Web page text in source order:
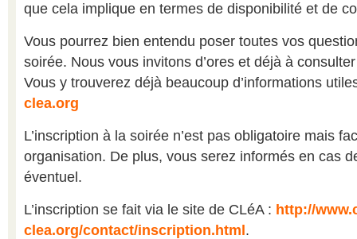
que cela implique en termes de disponibilité et de
Vous pourrez bien entendu poser toutes vos
soirée. Nous vous invitons d’ores et déjà à
Vous y trouverez déjà beaucoup d’informations
clea.org
L’inscription à la soirée n’est pas obligatoire mais
organisation. De plus, vous serez informés en cas
éventuel.
L’inscription se fait via le site de CLéA : http://
clea.org/contact/inscription.html .